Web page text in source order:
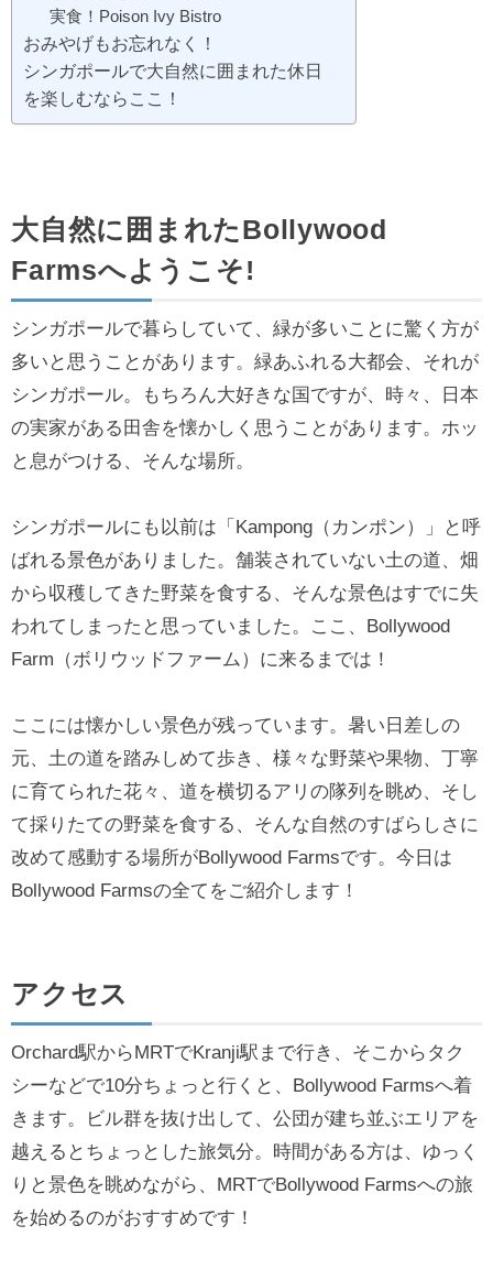
実食！Poison Ivy Bistro
おみやげもお忘れなく！
シンガポールで大自然に囲まれた休日
を楽しむならここ！
大自然に囲まれたBollywood
Farmsへようこそ!
シンガポールで暮らしていて、緑が多いことに驚く方が
多いと思うことがあります。緑あふれる大都会、それが
シンガポール。もちろん大好きな国ですが、時々、日本
の実家がある田舎を懐かしく思うことがあります。ホッ
と息がつける、そんな場所。
シンガポールにも以前は「Kampong（カンポン）」と呼
ばれる景色がありました。舗装されていない土の道、畑
から収穫してきた野菜を食する、そんな景色はすでに失
われてしまったと思っていました。ここ、Bollywood
Farm（ボリウッドファーム）に来るまでは！
ここには懐かしい景色が残っています。暑い日差しの
元、土の道を踏みしめて歩き、様々な野菜や果物、丁寧
に育てられた花々、道を横切るアリの隊列を眺め、そし
て採りたての野菜を食する、そんな自然のすばらしさに
改めて感動する場所がBollywood Farmsです。今日は
Bollywood Farmsの全てをご紹介します！
アクセス
Orchard駅からMRTでKranji駅まで行き、そこからタク
シーなどで10分ちょっと行くと、Bollywood Farmsへ着
きます。ビル群を抜け出して、公団が建ち並ぶエリアを
越えるとちょっとした旅気分。時間がある方は、ゆっく
りと景色を眺めながら、MRTでBollywood Farmsへの旅
を始めるのがおすすめです！